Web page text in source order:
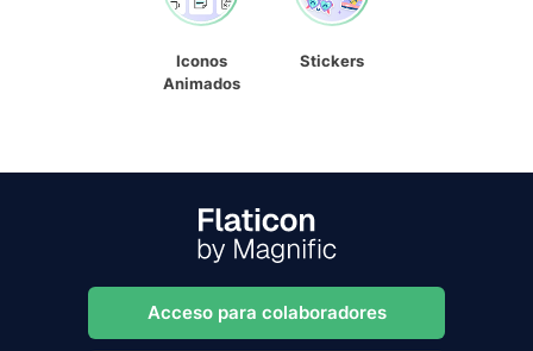
Iconos
Animados
Stickers
Acceso para colaboradores